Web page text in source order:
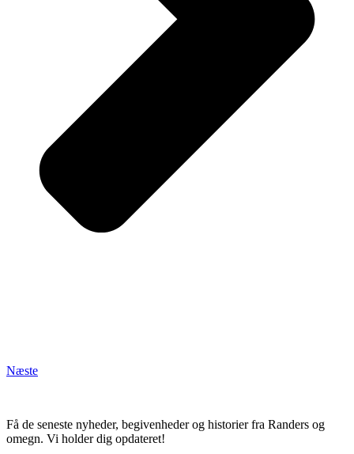
Næste
Få de seneste nyheder, begivenheder og historier fra Randers og
omegn. Vi holder dig opdateret!